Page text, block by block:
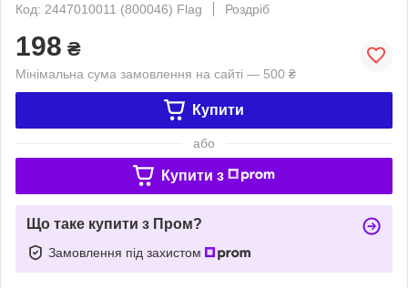
Код: 2447010011 (800046) Flag
Роздріб
198 ₴
Мінімальна сума замовлення на сайті — 500 ₴
Купити
або
Купити з
Що таке купити з Пром?
Замовлення під захистом